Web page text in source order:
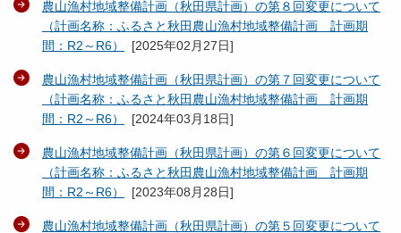
農山漁村地域整備計画（秋田県計画）の第８回変更について
（計画名称：ふるさと秋田農山漁村地域整備計画 計画期
間：R2～R6）
[2025年02月27日]
農山漁村地域整備計画（秋田県計画）の第７回変更について
（計画名称：ふるさと秋田農山漁村地域整備計画 計画期
間：R2～R6）
[2024年03月18日]
農山漁村地域整備計画（秋田県計画）の第６回変更について
（計画名称：ふるさと秋田農山漁村地域整備計画 計画期
間：R2～R6）
[2023年08月28日]
農山漁村地域整備計画（秋田県計画）の第５回変更について